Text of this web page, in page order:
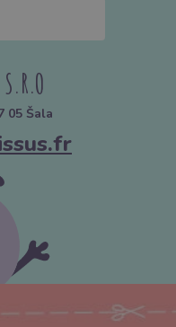
05 Šala